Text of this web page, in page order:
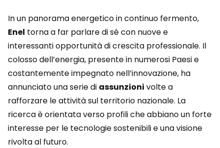
In un panorama energetico in continuo fermento,
Enel torna a far parlare di sé con nuove e
interessanti opportunità di crescita professionale. Il
colosso dell’energia, presente in numerosi Paesi e
costantemente impegnato nell’innovazione, ha
annunciato una serie di assunzioni volte a
rafforzare le attività sul territorio nazionale. La
ricerca è orientata verso profili che abbiano un forte
interesse per le tecnologie sostenibili e una visione
rivolta al futuro.